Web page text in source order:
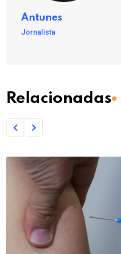
Antunes
Jornalista
Relacionadas